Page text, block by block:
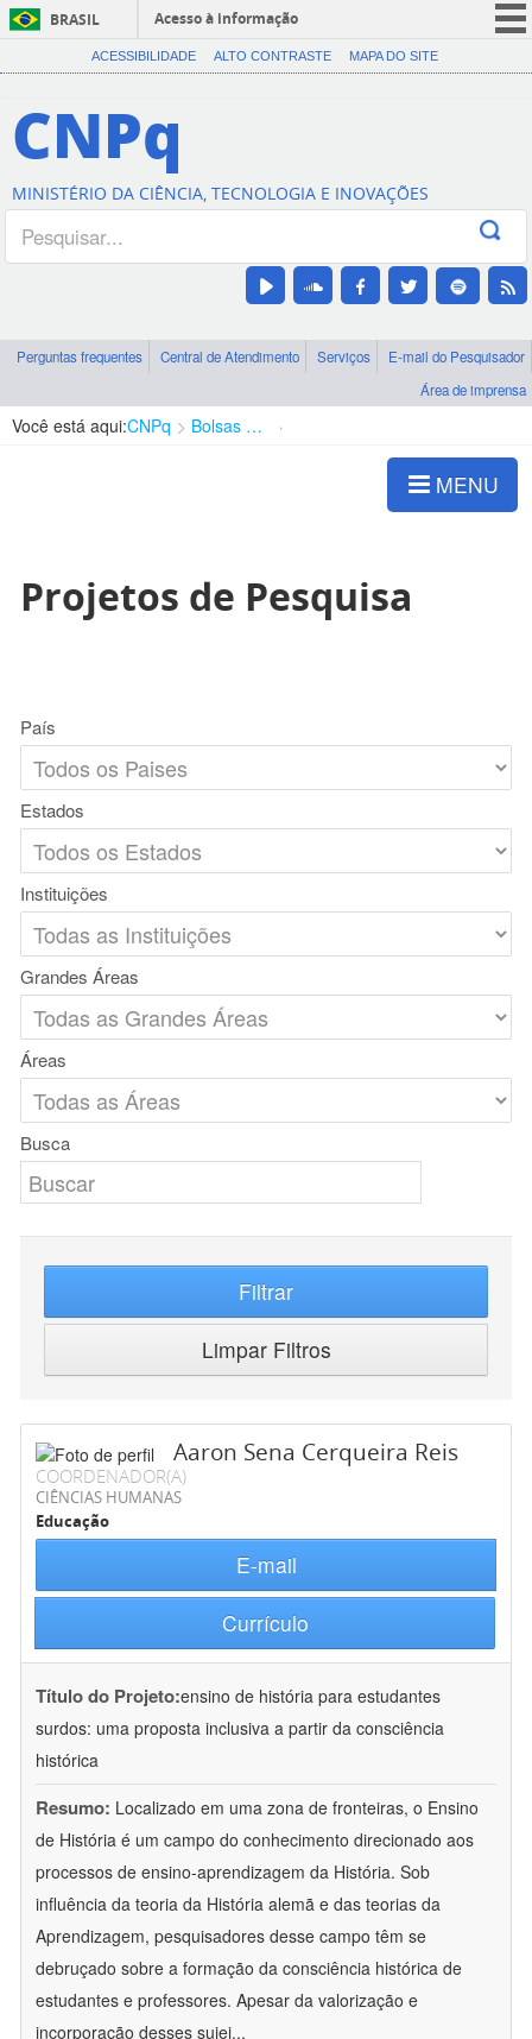
BRASIL
Acesso à informação
CORONAVÍRUS (COVID-19)
Canais
ACESSIBILIDADE ALTO CONTRASTE MAPA DO SITE
CNPq
MINISTÉRIO DA CIÊNCIA, TECNOLOGIA E INOVAÇÕES
Perguntas frequentes Central de Atendimento Serviços
E-mail do Pesquisador
Área de imprensa
Você está aqui:CNPq Bolsas e Auxílios Vigentes
MENU
Projetos de Pesquisa
País
Estados
Instituições
Grandes Áreas
Áreas
Busca
Filtrar
Limpar Filtros
Aaron Sena Cerqueira Reis
COORDENADOR(A)
CIÊNCIAS HUMANAS
Educação
E-mail
Currículo
Título do Projeto:ensino de história para estudantes
surdos: uma proposta inclusiva a partir da consciência
histórica
Resumo: Localizado em uma zona de fronteiras, o Ensino
de História é um campo do conhecimento direcionado aos
processos de ensino-aprendizagem da História. Sob
influência da teoria da História alemã e das teorias da
Aprendizagem, pesquisadores desse campo têm se
debruçado sobre a formação da consciência histórica de
estudantes e professores. Apesar da valorização e
incorporação desses sujei...